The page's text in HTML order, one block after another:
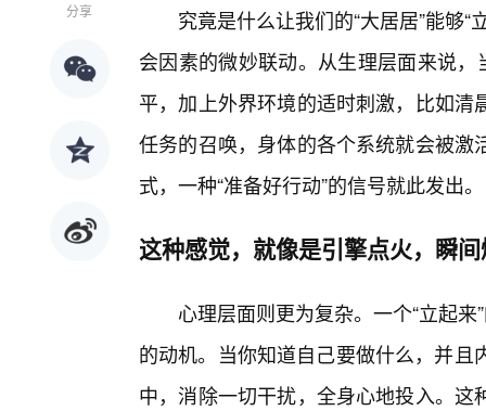
分享
究竟是什么让我们的“大居居”能够
会因素的微妙联动。从生理层面来说
平，加上外界环境的适时刺激，比如
任务的召唤，身体的各个系统就会被
式，一种“准备好行动”的信号就此发出。
这种感觉，就像是引擎点火，瞬
心理层面则更为复杂。一个“立起
的动机。当你知道自己要做什么，并
中，消除一切干扰，全身心地投入。